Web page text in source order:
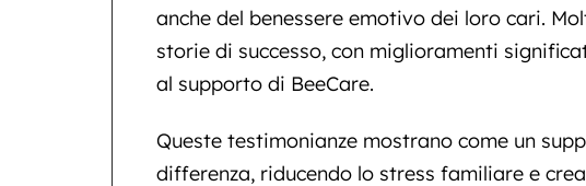
anche del benessere emotivo dei loro cari.
storie di successo, con miglioramenti
al supporto di BeeCare.
Queste testimonianze mostrano come un
differenza, riducendo lo stress familiare e